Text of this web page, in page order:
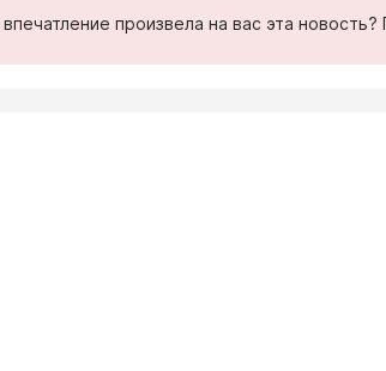
произвела на вас эта